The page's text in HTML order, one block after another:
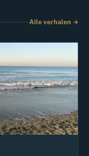
Alle verhalen →